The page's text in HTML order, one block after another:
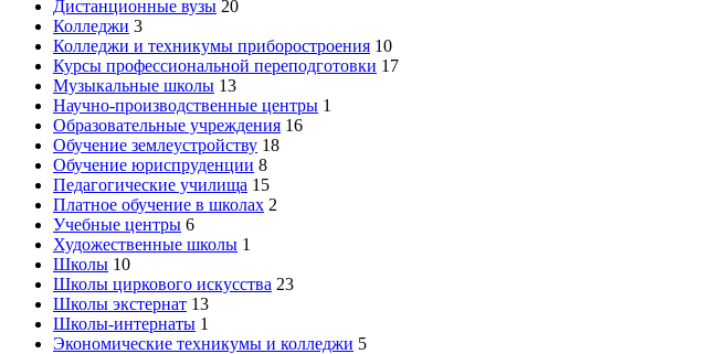
Дистанционные вузы 20
Колледжи 3
Колледжи и техникумы приборостроения 10
Курсы профессиональной переподготовки 17
Музыкальные школы 13
Научно-производственные центры 1
Образовательные учреждения 16
Обучение землеустройству 18
Обучение юриспруденции 8
Педагогические училища 15
Платное обучение в школах 2
Учебные центры 6
Художественные школы 1
Школы 10
Школы циркового искусства 23
Школы экстернат 13
Школы-интернаты 1
Экономические техникумы и колледжи 5